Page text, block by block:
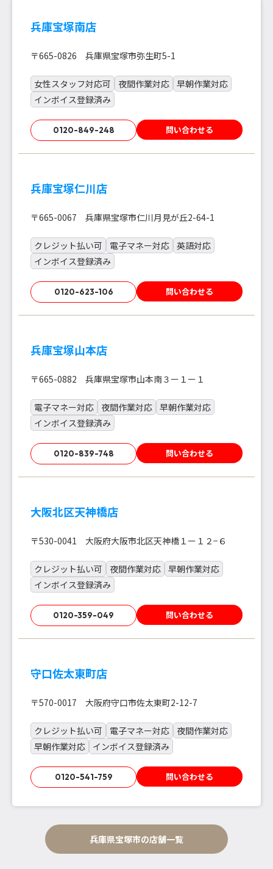
兵庫宝塚南店
〒665-0826 兵庫県宝塚市弥生町5-1
女性スタッフ対応可 夜間作業対応 早朝作業対応
インボイス登録済み
0120-849-248 問い合わせる
兵庫宝塚仁川店
〒665-0067 兵庫県宝塚市仁川月見が丘2-64-1
クレジット払い可 電子マネー対応 英語対応
インボイス登録済み
0120-623-106 問い合わせる
兵庫宝塚山本店
〒665-0882 兵庫県宝塚市山本南３ー１ー１
電子マネー対応 夜間作業対応 早朝作業対応
インボイス登録済み
0120-839-748 問い合わせる
大阪北区天神橋店
〒530-0041 大阪府大阪市北区天神橋１ー１２−６
クレジット払い可 夜間作業対応 早朝作業対応
インボイス登録済み
0120-359-049 問い合わせる
守口佐太東町店
〒570-0017 大阪府守口市佐太東町2-12-7
クレジット払い可 電子マネー対応
夜間作業対応
早朝作業対応
インボイス登録済み
0120-541-759 問い合わせる
兵庫県宝塚市の店舗一覧